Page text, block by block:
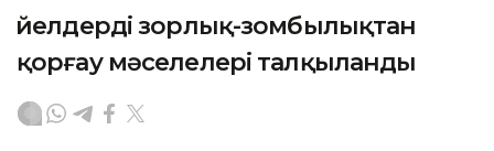
Әйелдерді зорлық-зомбылықтан
қорғау мәселелері талқыланды